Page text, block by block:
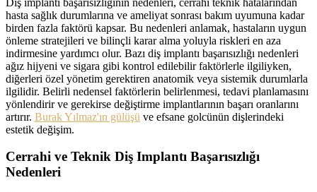
hasta sağlık durumlarına ve ameliyat sonrası bakım uyumuna kadar
birden fazla faktörü kapsar. Bu nedenleri anlamak, hastaların uygun
önleme stratejileri ve bilinçli karar alma yoluyla riskleri en aza
indirmesine yardımcı olur. Bazı diş implantı başarısızlığı nedenleri
ağız hijyeni ve sigara gibi kontrol edilebilir faktörlerle ilgiliyken,
diğerleri özel yönetim gerektiren anatomik veya sistemik durumlarla
ilgilidir. Belirli nedensel faktörlerin belirlenmesi, tedavi planlamasını
yönlendirir ve gerekirse değiştirme implantlarının başarı oranlarını
artırır. Burak Yılmaz'ın gülüşü ve efsane golcünün dişlerindeki
estetik değişim.
Cerrahi ve Teknik Diş Implantı Başarısızlığı
Nedenleri